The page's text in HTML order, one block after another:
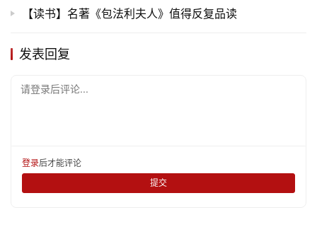
【读书】名著《包法利夫人》值得反复品读
发表回复
请登录后评论...
登录后才能评论
提交